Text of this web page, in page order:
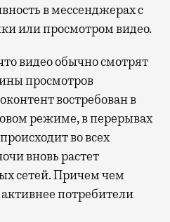
в мессенджерах с
или просмотром видео.
видео обычно смотрят
просмотров
востребован в
режиме, в перерывах
во всех
вновь растет
сетей. Причем чем
потребители